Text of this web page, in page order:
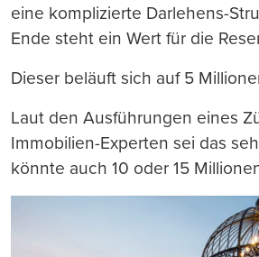
eine komplizierte Darlehens-
Ende steht ein Wert für die
Dieser beläuft sich auf 5
Laut den Ausführungen eines
Immobilien-Experten sei das
könnte auch 10 oder 15